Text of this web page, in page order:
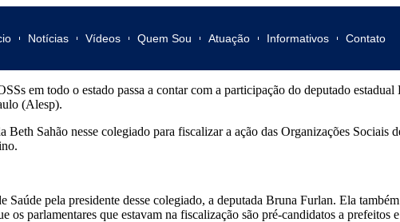
Notícias Vídeos Quem Sou Atuação Informativos Contato
em todo o estado passa a contar com a participação do deputado
(Alesp).
Sahão nesse colegiado para fiscalizar a ação das Organizações Sociais
pela presidente desse colegiado, a deputada Bruna Furlan. Ela
parlamentares que estavam na fiscalização são pré-candidatos a prefeitos